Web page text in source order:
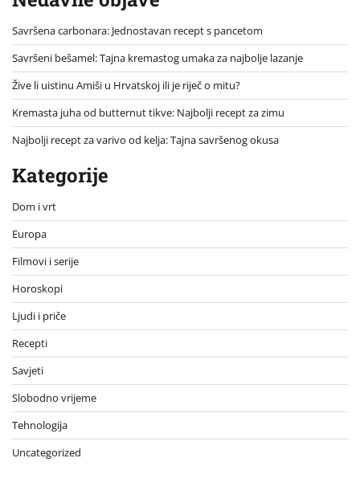
Savršena carbonara: Jednostavan recept s pancetom
Savršeni bešamel: Tajna kremastog umaka za najbolje lazanje
Žive li uistinu Amiši u Hrvatskoj ili je riječ o mitu?
Kremasta juha od butternut tikve: Najbolji recept za zimu
Najbolji recept za varivo od kelja: Tajna savršenog okusa
Kategorije
Dom i vrt
Europa
Filmovi i serije
Horoskopi
Ljudi i priče
Recepti
Savjeti
Slobodno vrijeme
Tehnologija
Uncategorized